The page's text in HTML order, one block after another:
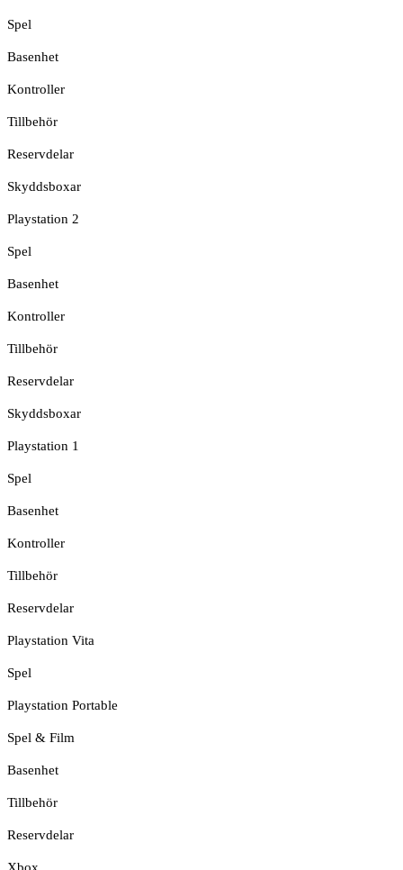
Spel
Basenhet
Kontroller
Tillbehör
Reservdelar
Skyddsboxar
Playstation 2
Spel
Basenhet
Kontroller
Tillbehör
Reservdelar
Skyddsboxar
Playstation 1
Spel
Basenhet
Kontroller
Tillbehör
Reservdelar
Playstation Vita
Spel
Playstation Portable
Spel & Film
Basenhet
Tillbehör
Reservdelar